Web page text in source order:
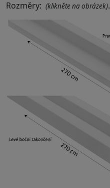
Rozměry: (klikněte na obrázek).